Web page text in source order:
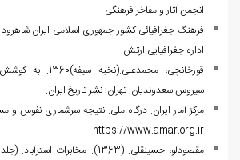
انجمن آثار و مفاخر فرهنگی
اداره جغرافیایی ارتش
قورخانچی،
سیروس سعدوندیان. تهران: نشر تاریخ ایران.
مرکز آمار ایران. درگاه ملی. نتیجه سرشماری نفوس
https://www.amar.org.ir